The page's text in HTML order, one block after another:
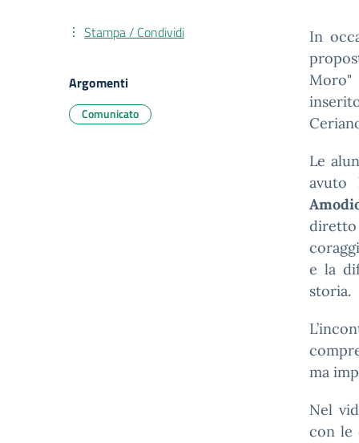
In
Moro"
Le
avuto
diretto
e la
storia.
ma
Nel
con le
Stampa / Condividi
Argomenti
Comunicato